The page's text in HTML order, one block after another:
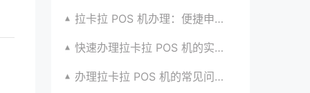
拉卡拉 POS 机办理：便捷申请，快速安装使用啦
快速办理拉卡拉 POS 机的实用技巧分享超干货
办理拉卡拉 POS 机的常见问题及解决办法汇总